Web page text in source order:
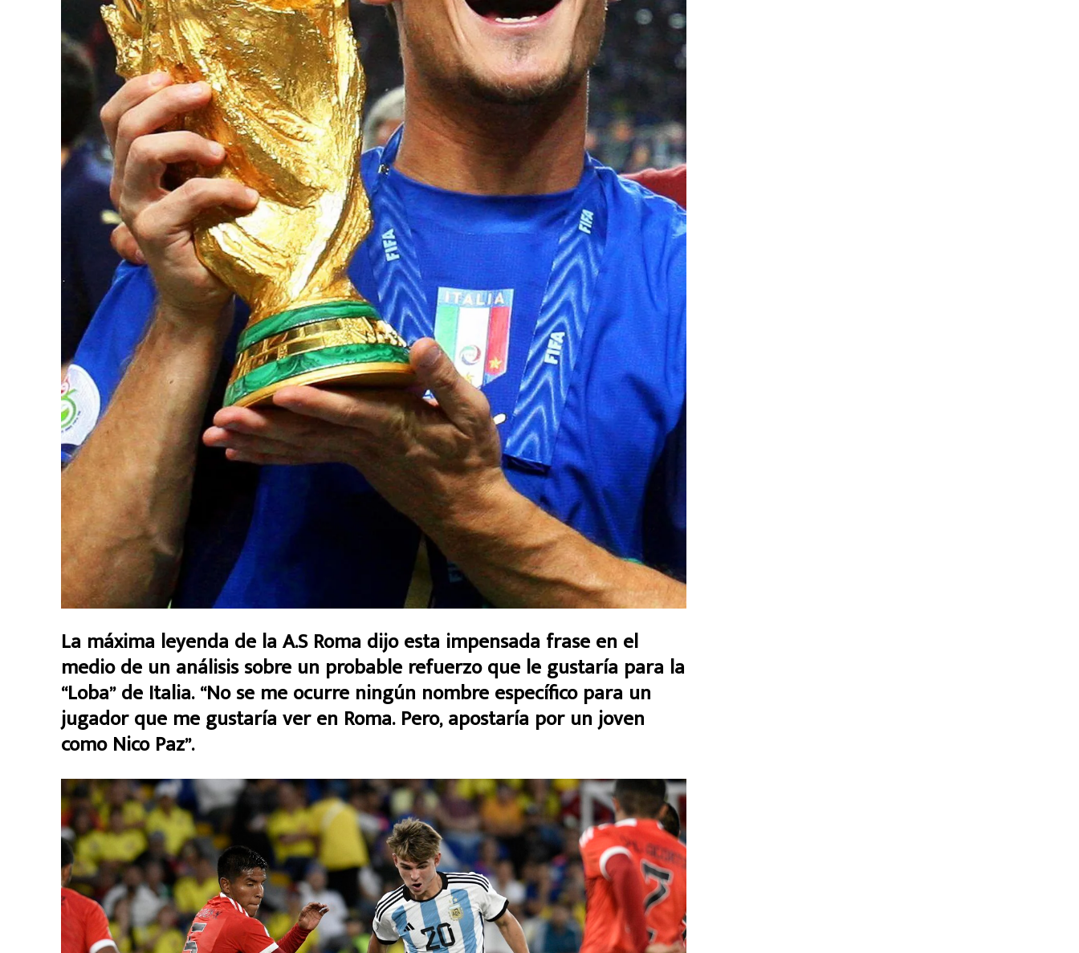
La máxima leyenda de la A.S Roma dijo esta impensada frase en el
medio de un análisis sobre un probable refuerzo que le gustaría para la
“Loba” de Italia. “No se me ocurre ningún nombre específico para un
jugador que me gustaría ver en Roma. Pero, apostaría por un joven
como Nico Paz”.